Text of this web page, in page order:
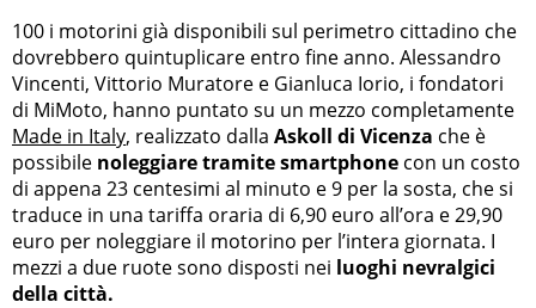
100 i motorini già disponibili sul perimetro cittadino che
dovrebbero quintuplicare entro fine anno. Alessandro
Vincenti, Vittorio Muratore e Gianluca Iorio, i fondatori
di MiMoto, hanno puntato su un mezzo completamente
Made in Italy, realizzato dalla Askoll di Vicenza che è
possibile noleggiare tramite smartphone con un costo
di appena 23 centesimi al minuto e 9 per la sosta, che si
traduce in una tariffa oraria di 6,90 euro all’ora e 29,90
euro per noleggiare il motorino per l’intera giornata. I
mezzi a due ruote sono disposti nei luoghi nevralgici
della città.